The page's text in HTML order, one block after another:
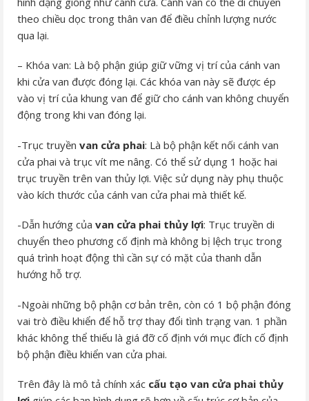
theo chiều dọc trong thân van để điều chỉnh lượng nước
qua lại.
– Khóa van: Là bộ phận giúp giữ vững vị trí của cánh van
khi cửa van được đóng lại. Các khóa van này sẽ được ép
vào vị trí của khung van để giữ cho cánh van không chuyển
động trong khi van đóng lại.
-Trục truyền van cửa phai: Là bộ phận kết nối cánh van
cửa phai và trục vít me nâng. Có thể sử dụng 1 hoặc hai
trục truyền trên van thủy lợi. Việc sử dụng này phụ thuộc
vào kích thước của cánh van cửa phai mà thiết kế.
-Dẫn hướng của van cửa phai thủy lợi: Trục truyền di
chuyển theo phương cố định mà không bị lệch trục trong
quá trình hoạt động thì cần sự có mặt của thanh dẫn
hướng hỗ trợ.
-Ngoài những bộ phận cơ bản trên, còn có 1 bộ phận đóng
vai trò điều khiển để hỗ trợ thay đổi tình trạng van. 1 phần
khác không thể thiếu là giá đỡ cố định với mục đích cố định
bộ phận điều khiển van cửa phai.
Trên đây là mô tả chính xác cấu tạo van cửa phai thủy